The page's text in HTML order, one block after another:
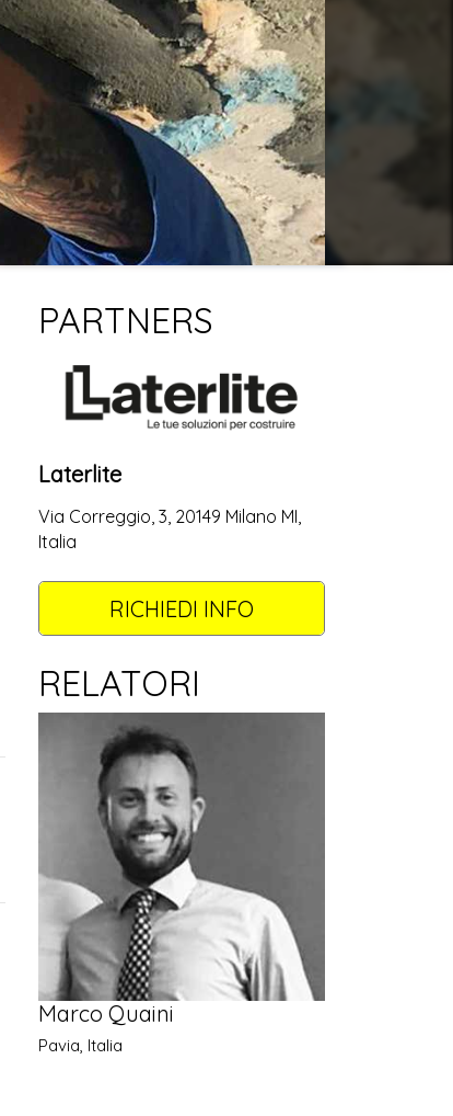
PARTNERS
Laterlite
Via Correggio, 3, 20149 Milano MI,
Italia
RICHIEDI INFO
RELATORI
Marco Quaini
Pavia, Italia